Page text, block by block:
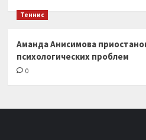
Теннис
Аманда Анисимова
психологических проблем
0